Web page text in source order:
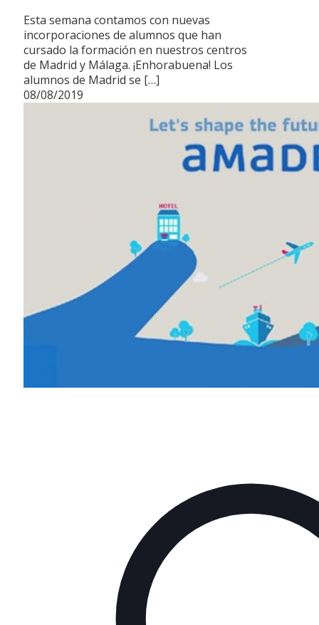
Esta semana contamos con nuevas
incorporaciones de alumnos que han
cursado la formación en nuestros centros
de Madrid y Málaga. ¡Enhorabuena! Los
alumnos de Madrid se […]
08/08/2019